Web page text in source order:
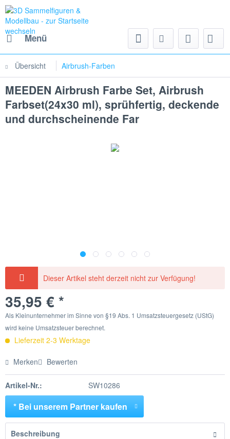
Menü
Übersicht Airbrush-Farben
MEEDEN Airbrush Farbe Set, Airbrush
Farbset(24x30 ml), sprühfertig, deckende
und durchscheinende Far
Dieser Artikel steht derzeit nicht zur Verfügung!
35,95 € *
Als Kleinunternehmer im Sinne von §19 Abs. 1 Umsatzsteuergesetz (UStG)
wird keine Umsatzsteuer berechnet.
Lieferzeit 2-3 Werktage
Merken Bewerten
Artikel-Nr.: SW10286
* Bei unserem Partner kaufen
Beschreibung